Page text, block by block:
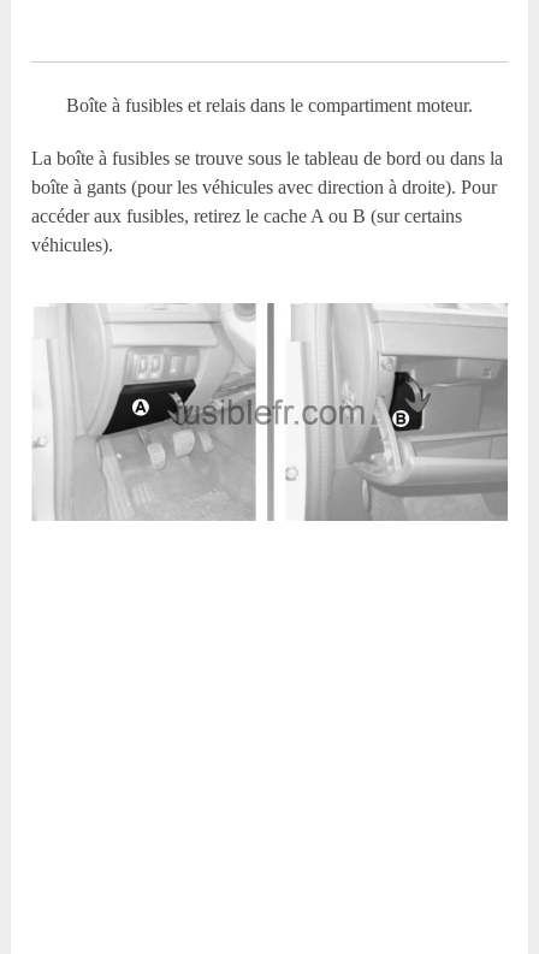
Boîte à fusibles et relais dans le compartiment moteur.
La boîte à fusibles se trouve sous le tableau de bord ou dans la
boîte à gants (pour les véhicules avec direction à droite). Pour
accéder aux fusibles, retirez le cache A ou B (sur certains
véhicules).